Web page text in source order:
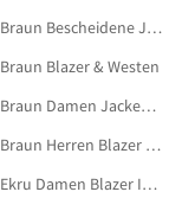
Braun Bescheidene Jacken
Braun Blazer & Westen
Braun Damen Jacken In Großen Größen
Braun Herren Blazer In Übergröße
Ekru Damen Blazer In Übergröße